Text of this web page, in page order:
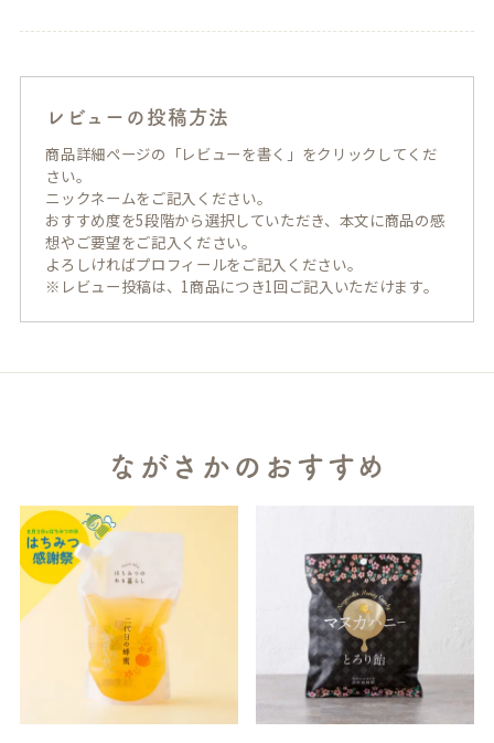
レビューの投稿方法
商品詳細ページの「レビューを書く」をクリックしてくだ
さい。
ニックネームをご記入ください。
おすすめ度を5段階から選択していただき、本文に商品の感
想やご要望をご記入ください。
よろしければプロフィールをご記入ください。
※レビュー投稿は、1商品につき1回ご記入いただけます。
ながさかのおすすめ